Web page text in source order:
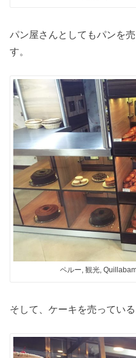
パン屋さんとしてもパンを
す。
ペルー, 観光,
そして、ケーキを売ってい